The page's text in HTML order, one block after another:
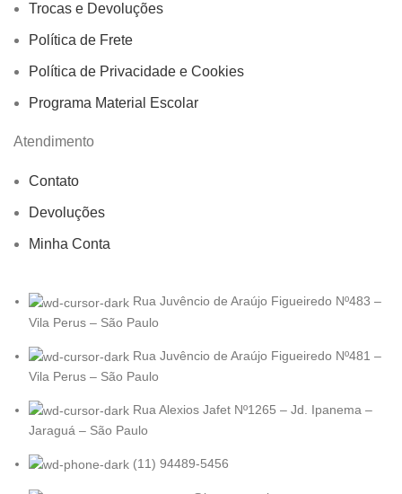
Trocas e Devoluções
Política de Frete
Política de Privacidade e Cookies
Programa Material Escolar
Atendimento
Contato
Devoluções
Minha Conta
Rua Juvêncio de Araújo Figueiredo Nº483 –
Vila Perus – São Paulo
Rua Juvêncio de Araújo Figueiredo Nº481 –
Vila Perus – São Paulo
Rua Alexios Jafet Nº1265 – Jd. Ipanema –
Jaraguá – São Paulo
(11) 94489-5456